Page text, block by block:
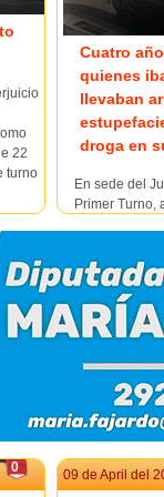
22
turno
Cuatro
quienes
llevaban
droga en
En sede del
Primer Turno,
investigación
Turno de
su titular Dr...
0 09 de April del